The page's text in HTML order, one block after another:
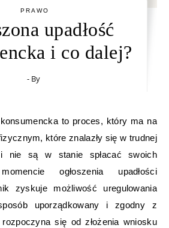
PRAWO
upadłość
i co dalej?
- By
konsumencka to proces, który ma na
które znalazły się w trudnej
i nie są w stanie spłacać swoich
ogłoszenia upadłości
zyskuje możliwość uregulowania
uporządkowany i zgodny z
się od złożenia wniosku